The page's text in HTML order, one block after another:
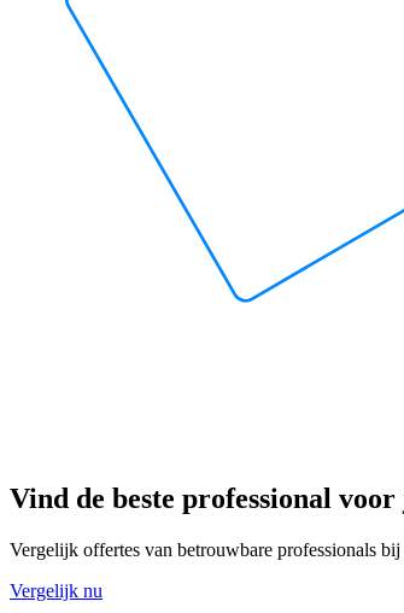
Vind de beste professional
Vergelijk offertes van betrouwbare professionals
Vergelijk nu